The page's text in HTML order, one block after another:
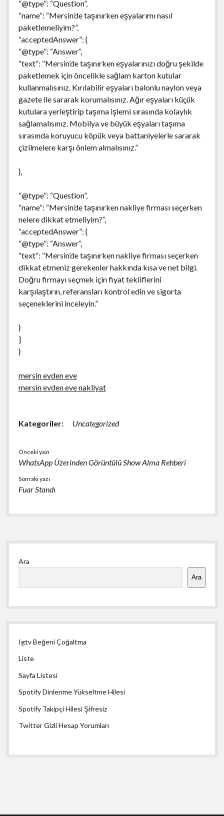
“@type”: “Question”,
“name”: “Mersin’de taşınırken eşyalarımı nasıl
paketlemeliyim?”,
“acceptedAnswer”: {
“@type”: “Answer”,
“text”: “Mersin’de taşınırken eşyalarınızı doğru şekilde
paketlemek için öncelikle sağlam karton kutular
kullanmalısınız. Kırılabilir eşyaları balonlu naylon veya
gazete ile sararak korumalısınız. Ağır eşyaları küçük
kutulara yerleştirip taşıma işlemi sırasında kolaylık
sağlamalısınız. Mobilya ve büyük eşyaları taşıma
sırasında koruyucu köpük veya battaniyelerle sararak
çizilmelere karşı önlem almalısınız.”
},
“@type”: “Question”,
“name”: “Mersin’de taşınırken nakliye firması seçerken
nelere dikkat etmeliyim?”,
“acceptedAnswer”: {
“@type”: “Answer”,
“text”: “Mersin’de taşınırken nakliye firması seçerken
dikkat etmeniz gerekenler hakkında kısa ve net bilgi.
Doğru firmayı seçmek için fiyat tekliflerini
karşılaştırın, referansları kontrol edin ve sigorta
seçeneklerini inceleyin.”
}
]
}
mersin evden eve
mersin evden eve nakliyat
Kategoriler: Uncategorized
Önceki yazı
WhatsApp Üzerinden Görüntülü Show Alma Rehberi
Sonraki yazı
Fuar Standı
Yan
Menü
Ara
Ara
Igtv Beğeni Çoğaltma
Liste
Sayfa Listesi
Spotify Dinlenme Yükseltme Hilesi
Spotify Takipçi Hilesi Şifresiz
Twitter Gizli Hesap Yorumları